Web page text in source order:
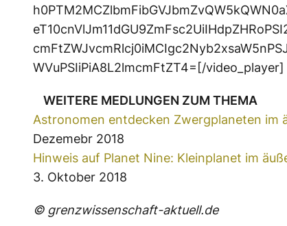
WVuPSIiPiA8L2lmcmFtZT4=[/video_player]
WEITERE MEDLUNGEN ZUM THEMA
Astronomen entdecken Zwergplaneten im
Dezemebr 2018
Hinweis auf Planet Nine: Kleinplanet im
3. Oktober 2018
© grenzwissenschaft-aktuell.de